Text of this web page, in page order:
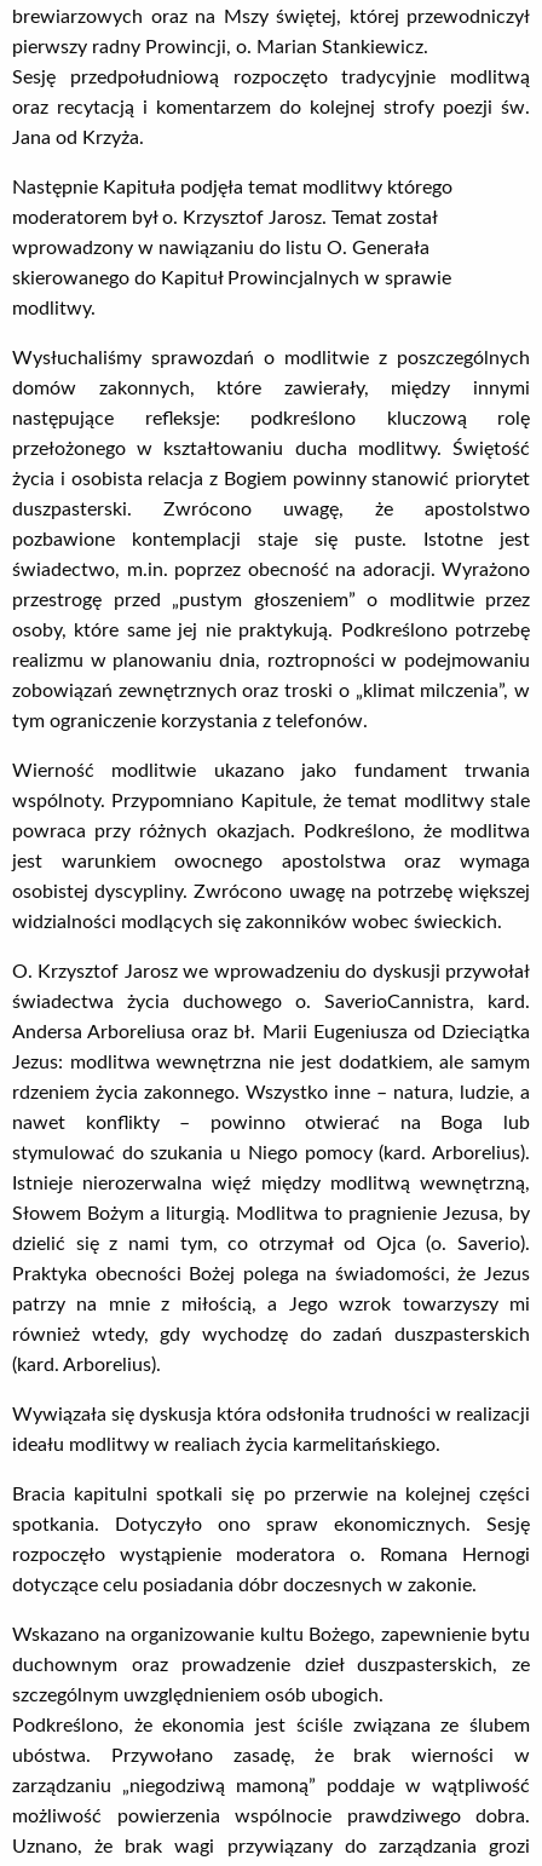
brewiarzowych oraz na Mszy świętej, której przewodniczył
pierwszy radny Prowincji, o. Marian Stankiewicz.
Sesję przedpołudniową rozpoczęto tradycyjnie modlitwą
oraz recytacją i komentarzem do kolejnej strofy poezji św.
Jana od Krzyża.
Następnie Kapituła podjęła temat modlitwy którego
moderatorem był o. Krzysztof Jarosz. Temat został
wprowadzony w nawiązaniu do listu O. Generała
skierowanego do Kapituł Prowincjalnych w sprawie
modlitwy.
Wysłuchaliśmy sprawozdań o modlitwie z poszczególnych
domów zakonnych, które zawierały, między innymi
następujące refleksje: podkreślono kluczową rolę
przełożonego w kształtowaniu ducha modlitwy. Świętość
życia i osobista relacja z Bogiem powinny stanowić priorytet
duszpasterski. Zwrócono uwagę, że apostolstwo
pozbawione kontemplacji staje się puste. Istotne jest
świadectwo, m.in. poprzez obecność na adoracji. Wyrażono
przestrogę przed „pustym głoszeniem” o modlitwie przez
osoby, które same jej nie praktykują. Podkreślono potrzebę
realizmu w planowaniu dnia, roztropności w podejmowaniu
zobowiązań zewnętrznych oraz troski o „klimat milczenia”, w
tym ograniczenie korzystania z telefonów.
Wierność modlitwie ukazano jako fundament trwania
wspólnoty. Przypomniano Kapitule, że temat modlitwy stale
powraca przy różnych okazjach. Podkreślono, że modlitwa
jest warunkiem owocnego apostolstwa oraz wymaga
osobistej dyscypliny. Zwrócono uwagę na potrzebę większej
widzialności modlących się zakonników wobec świeckich.
O. Krzysztof Jarosz we wprowadzeniu do dyskusji przywołał
świadectwa życia duchowego o. SaverioCannistra, kard.
Andersa Arboreliusa oraz bł. Marii Eugeniusza od Dzieciątka
Jezus: modlitwa wewnętrzna nie jest dodatkiem, ale samym
rdzeniem życia zakonnego. Wszystko inne – natura, ludzie, a
nawet konflikty – powinno otwierać na Boga lub
stymulować do szukania u Niego pomocy (kard. Arborelius).
Istnieje nierozerwalna więź między modlitwą wewnętrzną,
Słowem Bożym a liturgią. Modlitwa to pragnienie Jezusa, by
dzielić się z nami tym, co otrzymał od Ojca (o. Saverio).
Praktyka obecności Bożej polega na świadomości, że Jezus
patrzy na mnie z miłością, a Jego wzrok towarzyszy mi
również wtedy, gdy wychodzę do zadań duszpasterskich
(kard. Arborelius).
Wywiązała się dyskusja która odsłoniła trudności w realizacji
ideału modlitwy w realiach życia karmelitańskiego.
Bracia kapitulni spotkali się po przerwie na kolejnej części
spotkania. Dotyczyło ono spraw ekonomicznych. Sesję
rozpoczęło wystąpienie moderatora o. Romana Hernogi
dotyczące celu posiadania dóbr doczesnych w zakonie.
Wskazano na organizowanie kultu Bożego, zapewnienie bytu
duchownym oraz prowadzenie dzieł duszpasterskich, ze
szczególnym uwzględnieniem osób ubogich.
Podkreślono, że ekonomia jest ściśle związana ze ślubem
ubóstwa. Przywołano zasadę, że brak wierności w
zarządzaniu „niegodziwą mamoną” poddaje w wątpliwość
możliwość powierzenia wspólnocie prawdziwego dobra.
Uznano, że brak wagi przywiązany do zarządzania grozi